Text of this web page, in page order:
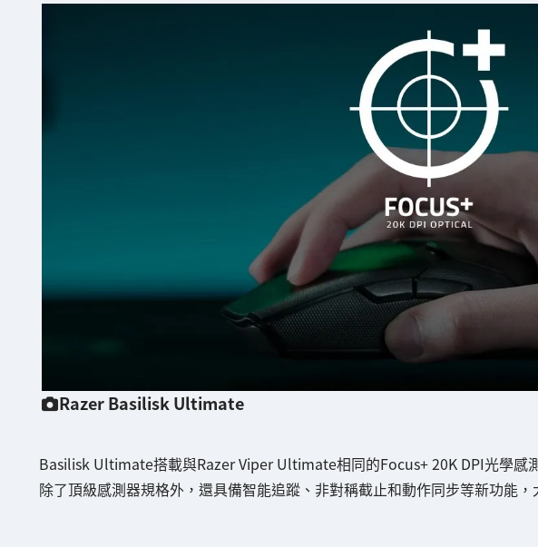
Razer Basilisk Ultimate
Basilisk Ultimate搭載與Razer Viper Ultimate相同的Focus+ 20K DPI光學感
除了頂級感測器規格外，還具備智能追蹤、非對稱截止和動作同步等新功能，